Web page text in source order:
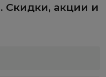
Скидки, акции и